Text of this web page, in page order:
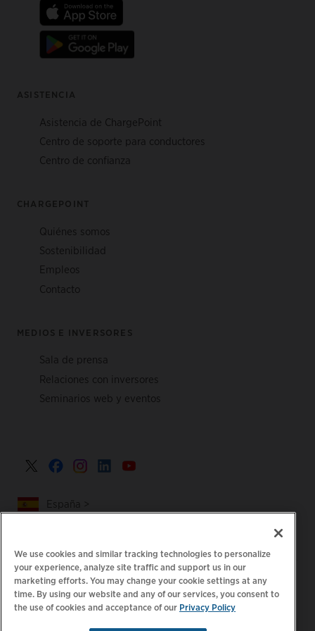
ASISTENCIA
Asistencia de ChargePoint
Centro de soporte para conductores
Centro de confianza
CHARGEPOINT
Quiénes somos
Sostenibilidad
Empleos
Contacto
MEDIOS E INVERSORES
Sala de prensa
Relaciones con inversores
Seminarios web y eventos
España >
Política de privacidad | Tus opciones de privacidad
Aviso legal | Estado de cuenta de accesibilidad |
Código de
conducta para proveedores
| Información sobre EPR
We use cookies and similar tracking technologies to personalize
your experience, analyze site traffic and support us in our
marketing efforts. You may change your cookie settings at any
time. By using our website and any of our services, you consent to
the use of cookies and acceptance of our Privacy Policy